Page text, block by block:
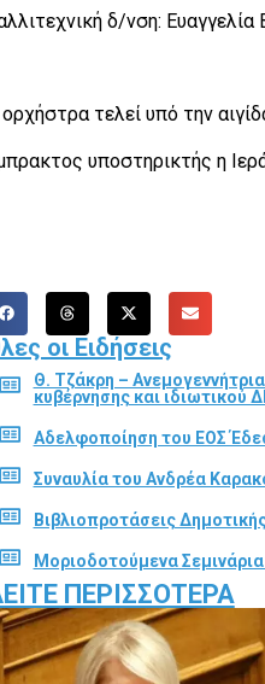
δ/νση:
τελεί υπό την
υποστηρικτής η
οι Ειδήσεις
Θ. Τζάκρη –
κυβέρνησης και
Αδελφοποίηση του ΕΟΣ
Συναυλία του Ανδρέα
Βιβλιοπροτάσεις
Μοριοδοτούμενα
ΠΕΡΙΣΣΌΤΕΡΑ